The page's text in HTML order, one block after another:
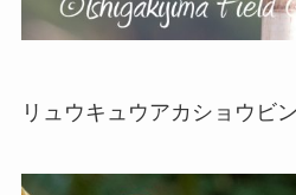
リュウキュウアカショウビ